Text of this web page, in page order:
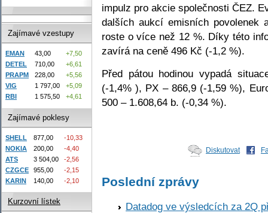
impulz pro akcie společnosti ČEZ.
dalších aukcí emisních povolenek
roste o více než 12 %. Díky této
zavírá na ceně 496 Kč (-1,2 %).
Před pátou hodinou vypadá
(-1,4% ), PX – 866,9 (-1,59 %),
500 – 1.608,64 b. (-0,34 %).
Diskutovat
Poslední zprávy
Datadog ve výsledcích za 2Q
Zajímavé vzestupy
EMAN 43,00
+7,50
DETEL
710,00
+6,61
PRAPM
228,00
+5,56
VIG
1 797,00
+5,09
RBI
1 575,50 +4,61
Zajímavé poklesy
SHELL 877,00
-10,33
NOKIA
200,00
-4,40
ATS
3 504,00
-2,56
CZGCE
955,00
-2,15
KARIN
140,00 -2,10
Kurzovní lístek